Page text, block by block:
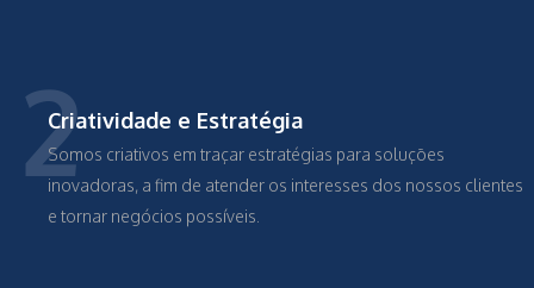
2
Criatividade e Estratégia
Somos criativos em traçar estratégias para soluções
inovadoras, a fim de atender os interesses dos nossos clientes
e tornar negócios possíveis.